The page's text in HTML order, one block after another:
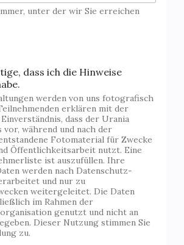
unter der wir Sie erreichen
dass ich die Hinweise
werden von uns fotografisch
erklären mit der
dass der Urania
vor, während und nach der
Fotomaterial für Zwecke
Öffentlichkeitsarbeit nutzt. Eine
ist auszufüllen. Ihre
werden nach Datenschutz-
und nur zu
weitergeleitet. Die Daten
im Rahmen der
genutzt und nicht an
Dieser Nutzung stimmen Sie
zu.